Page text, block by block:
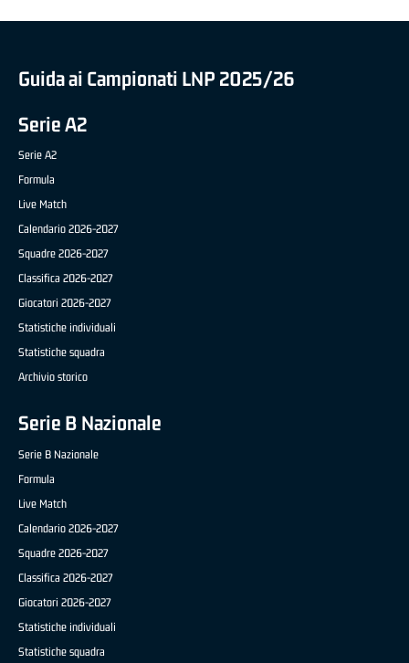
Guida ai Campionati LNP 2025/26
Serie A2
Serie A2
Formula
Live Match
Calendario 2026-2027
Squadre 2026-2027
Classifica 2026-2027
Giocatori 2026-2027
Statistiche individuali
Statistiche squadra
Archivio storico
Serie B Nazionale
Serie B Nazionale
Formula
Live Match
Calendario 2026-2027
Squadre 2026-2027
Classifica 2026-2027
Giocatori 2026-2027
Statistiche individuali
Statistiche squadra